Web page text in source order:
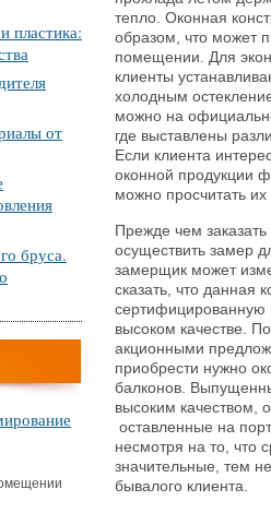
пластика:
от
бруса.
тепло. Оконная
образом, что может
помещении. Для
клиенты
холодным
можно на
где выставлены
Если клиента
оконной продукции
можно просчитать их
Прежде чем
осуществить замер
замерщик может
сказать, что данная
сертифицированную
высоком качестве.
акционными
приобрести нужно
балконов.
высоким качеством,
оставленные на
несмотря на то, что
значительные, тем
бывалого клиента.